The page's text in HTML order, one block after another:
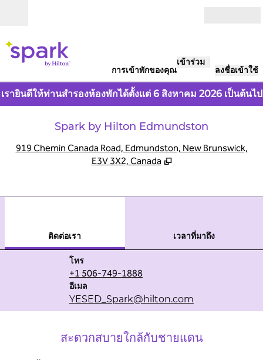
การเข้าพักของคุณ
เข้าร่วม
ลงชื่อเข้าใช้
เรายินดีให้ท่านสำรองห้องพักได้ตั้งแต่ 6 สิงหาคม 2026 เป็นต้นไป
Spark by Hilton Edmundston
919 Chemin Canada Road, Edmundston, New Brunswick,
E3V 3X2, Canada
ติดต่อเรา
เวลาที่มาถึง
โทร
โทร
+1 506-749-1888
อีเมล
Email
YESED_Spark@hilton.com
สะดวกสบายใกล้กับชายแดน